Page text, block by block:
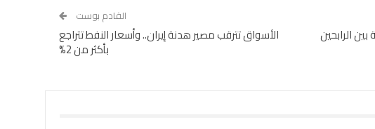
الرابحين
القادم بوست
الأسواق تترقب مصير هدنة إيران.. وأسعار النفط تتراجع
بأكثر من 2%